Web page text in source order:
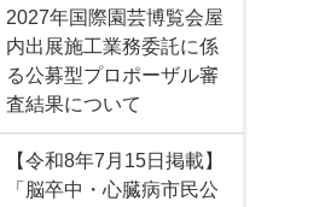
2027年国際園芸博覧会屋
内出展施工業務委託に係
る公募型プロポーザル審
査結果について
【令和8年7月15日掲載】
「脳卒中・心臓病市民公